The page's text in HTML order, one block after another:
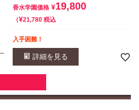
香水学園価格 ¥19,800
¥21,780 税込
入手困難！
詳細を見る